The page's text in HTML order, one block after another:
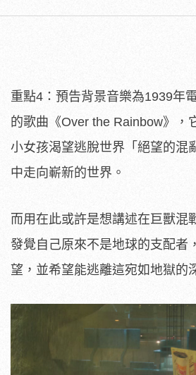
重點4：預告背景音樂為1939年
的歌曲《Over the Rainbow》，
小女孩渴望逃脫世界「絕望的混
中走向嶄新的世界。
而用在此或許是想講述在巨獸混
發覺自己原來不是地球的支配者
望，並希望能逃離這宛如地獄的